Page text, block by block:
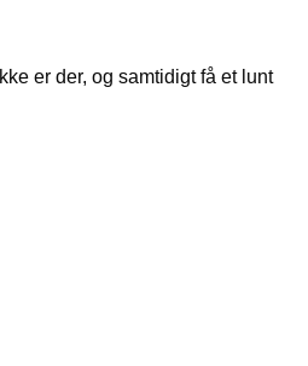
er der, og samtidigt få et lunt